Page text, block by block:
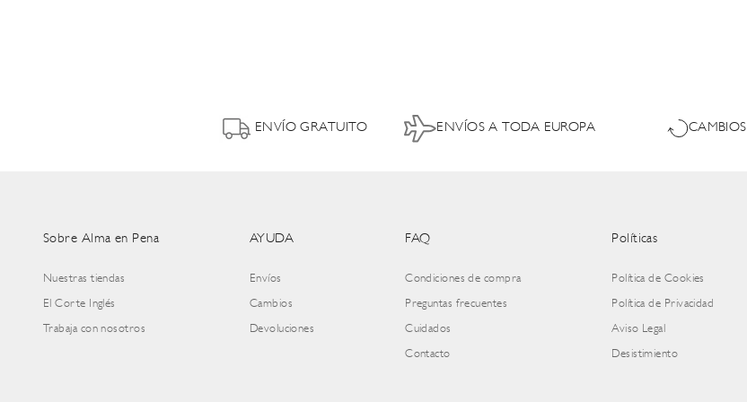
ENVÍO GRATUITO ENVÍOS A TODA EUROPA CAMBIOS
Sobre Alma en Pena
Nuestras tiendas
El Corte Inglés
Trabaja con nosotros
AYUDA
Envíos
Cambios
Devoluciones
FAQ
Condiciones de compra
Preguntas frecuentes
Cuidados
Contacto
Políticas
Política de Cookies
Política de Privacidad
Aviso Legal
Desistimiento